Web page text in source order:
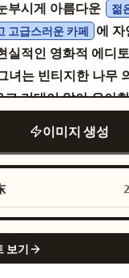
한 계층 구조와 간격
텍스트는 음식을 압
니다. 조명: 매우 섬세하
트가 강한 상업용 조
풍부한 공간감을 가
이라이트 감쇠를 통해
소스, 채소 및 부스러
야 합니다. 6개 패널
을 통일할 수 있을 만
화하
. 오른쪽 상단에 녹
, 전경 중앙에 과즙
른쪽 하단에 레몬 조
릿한 노란색 레몬을
근 반투명 기하학적
쪽 상단에는 작은 손
직 라벤더 둥근 직사
는 녹색 잎이 가로지
둥근 정사각형/직사
서리는 둥글게 처리하
상단에 레몬 옐로우
아 사용한 3×3 도트
토핑의 3개 층으로 명
다. 중앙에는 작은 녹
요. 케이크는 사진처
게 표현하고, 젤리 부
레임이 있는 화려한
드를 추가하세요. 여
바브 젤리”라는 2개
하며, 대부분 일본
의 계량을 포함하세
「材料」와 간결한
래피를 사용하세요.
어우러집니다. "빨
고 상쾌함"이라는 부
위에 배치되어 있으
이라는 영문이
럼 들어갑니다. 배경
, 작은 물방울, 하프
확대된 잎사귀들이
있습니다. 고채도의
션으로, 빈티지한
한 평면 레이어를 유
영역을 포함하고
부시게 아름다운
젊
고급스러운 카페
에 자
실적인 영화적 에디
녀는 빈티지한 나무
고 기대어 앉아 우아
비로운 표정을 짓고
번에 사로잡습니다.
션 영화의 한 장면 같
컬러의 피트된 니트 톱
이드 팬츠 안에 넣어
와 깔끔한 화이트 삭
이미지 생성
보기